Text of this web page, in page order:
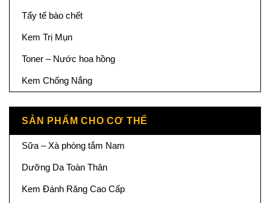
Tẩy tế bào chết
Kem Trị Mụn
Toner – Nước hoa hồng
Kem Chống Nắng
SẢN PHẨM CHO CƠ THỂ
Sữa – Xà phòng tắm Nam
Dưỡng Da Toàn Thân
Kem Đánh Răng Cao Cấp